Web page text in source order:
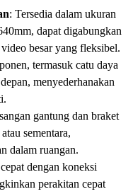
: Tersedia dalam ukuran
dapat digabungkan
besar yang fleksibel.
termasuk catu daya
menyederhanakan
gantung dan braket
sementara,
dalam ruangan.
dengan koneksi
perakitan cepat